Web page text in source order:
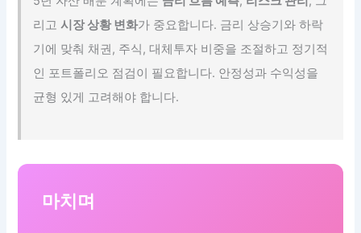
리고시장 상황 변화가 중요합니다. 금리 상승기와 하락
기에 맞춰 채권, 주식, 대체투자 비중을 조절하고 정기적
인 포트폴리오 점검이 필요합니다. 안정성과 수익성을
균형 있게 고려해야 합니다.
마치며